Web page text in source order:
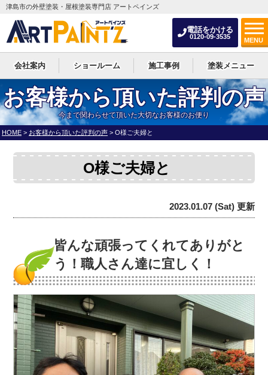
電話をかける
0120-09-3535
MENU
津島市の外壁塗装・屋根塗装専門店 アートペインズ
会社案内 ショールーム 施工事例 塗装メニュー
お客様から頂いた評判の声
今まで関わらせて頂いた大切なお客様のお便り
HOME > お客様から頂いた評判の声 > O様ご夫婦と
O様ご夫婦と
2023.01.07 (Sat) 更新
皆んな頑張ってくれてありがと
う！職人さん達に宜しく！